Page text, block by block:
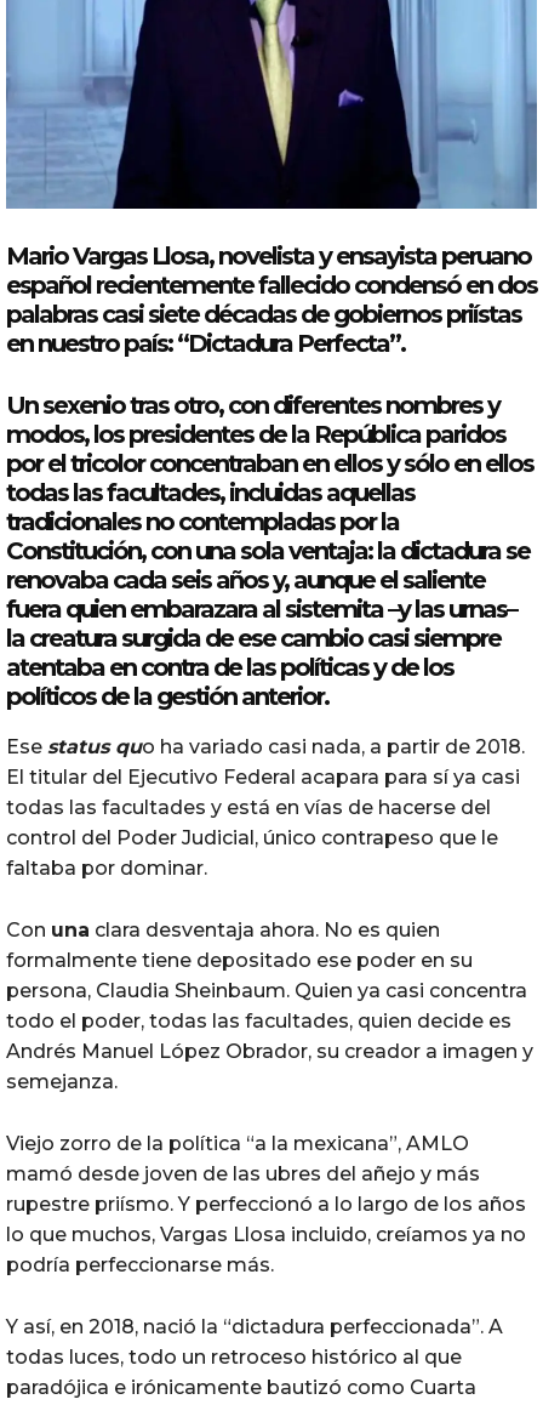
Mario Vargas Llosa, novelista y ensayista peruano
español recientemente fallecido condensó en dos
palabras casi siete décadas de gobiernos priístas
en nuestro país: “Dictadura Perfecta”.
Un sexenio tras otro, con diferentes nombres y
modos, los presidentes de la República paridos
por el tricolor concentraban en ellos y sólo en ellos
todas las facultades, incluidas aquellas
tradicionales no contempladas por la
Constitución, conunasola ventaja: la dictadura se
renovaba cada seis años y, aunque el saliente
fuera quien embarazara al sistemita –y las urnas–
la creatura surgida de ese cambio casi siempre
atentaba en contra de las políticas y de los
políticos de la gestión anterior.
Ese status quo ha variado casi nada, a partir de 2018.
El titular del Ejecutivo Federal acapara para sí ya casi
todas las facultades y está en vías de hacerse del
control del Poder Judicial, único contrapeso que le
faltaba por dominar.
Con una clara desventaja ahora. No es quien
formalmente tiene depositado ese poder en su
persona, Claudia Sheinbaum. Quien ya casi concentra
todo el poder, todas las facultades, quien decide es
Andrés Manuel López Obrador, su creador a imagen y
semejanza.
Viejo zorro de la política “a la mexicana”, AMLO
mamó desde joven de las ubres del añejo y más
rupestre priísmo. Y perfeccionó a lo largo de los años
lo que muchos, Vargas Llosa incluido, creíamos ya no
podría perfeccionarse más.
Y así, en 2018, nació la “dictadura perfeccionada”. A
todas luces, todo un retroceso histórico al que
paradójica e irónicamente bautizó como Cuarta